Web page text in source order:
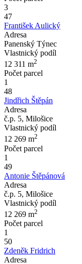
3
47
František Aulický
Adresa
Panenský Týnec
Vlastnický podíl
12 311 m2
Počet parcel
1
48
Jindřich Štěpán
Adresa
č.p. 5, Milošice
Vlastnický podíl
12 269 m2
Počet parcel
1
49
Antonie Štěpánová
Adresa
č.p. 5, Milošice
Vlastnický podíl
12 269 m2
Počet parcel
1
50
Zdeněk Fridrich
Adresa